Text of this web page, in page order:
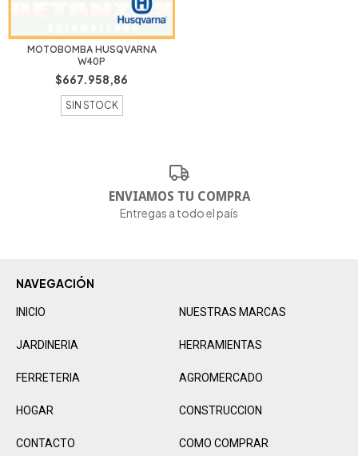
MOTOBOMBA HUSQVARNA
W40P
$667.958,86
SIN STOCK
ENVIAMOS TU COMPRA
Entregas a todo el país
NAVEGACIÓN
INICIO NUESTRAS MARCAS
JARDINERIA HERRAMIENTAS
FERRETERIA AGROMERCADO
HOGAR CONSTRUCCION
CONTACTO COMO COMPRAR